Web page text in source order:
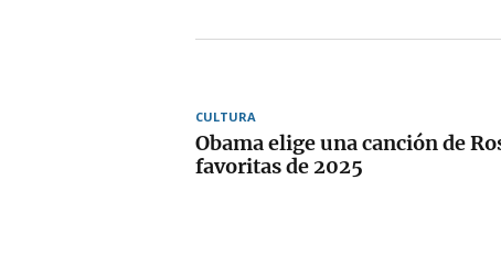
CULTURA
Obama elige una canción de
favoritas de 2025